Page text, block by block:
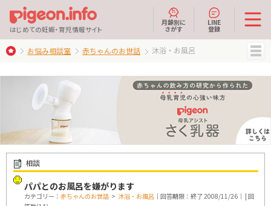
はじめての妊娠・育児情報サイト
月齢別に
さがす
LINE
登録
お悩み相談室 赤ちゃんのお世話 沐浴・お風呂
相談
パパとのお風呂を嫌がります
カテゴリー： 赤ちゃんのお世話 > 沐浴・お風呂 ｜回答期限：終了 2008/11/26｜ | 回